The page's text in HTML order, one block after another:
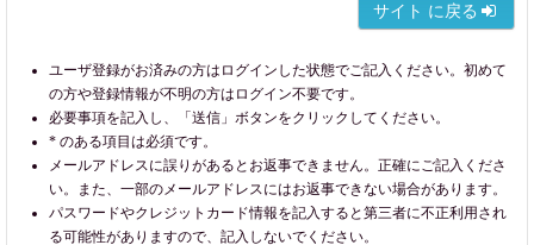
サイト に戻る
ユーザ登録がお済みの方はログインした状態でご記入ください。初めて
の方や登録情報が不明の方はログイン不要です。
必要事項を記入し、「送信」ボタンをクリックしてください。
* のある項目は必須です。
メールアドレスに誤りがあるとお返事できません。正確にご記入くださ
い。また、一部のメールアドレスにはお返事できない場合があります。
パスワードやクレジットカード情報を記入すると第三者に不正利用され
る可能性がありますので、記入しないでください。